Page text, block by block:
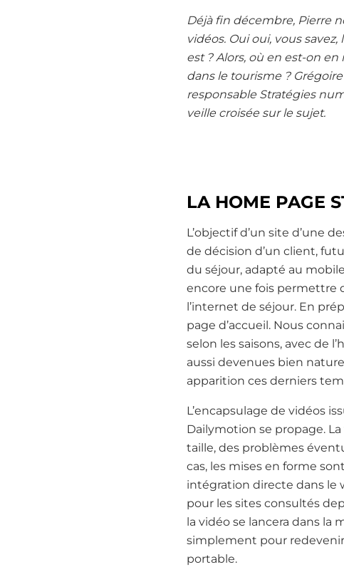
Déjà fin décembre, Pierre
vidéos. Oui oui, vous
est ? Alors, où en est-on
dans le tourisme ?
responsable Stratégies
veille croisée sur le sujet.
LA HOME PAGE
L’objectif d’un site d’une
de décision d’un client,
du séjour, adapté au
encore une fois permettre
l’internet de séjour. En
page d’accueil. Nous
selon les saisons, avec de
aussi devenues bien
apparition ces derniers
L’encapsulage de vidéos
Dailymotion se propage.
taille, des problèmes
cas, les mises en forme
intégration directe dans le
pour les sites consultés
la vidéo se lancera dans la
simplement pour
portable.